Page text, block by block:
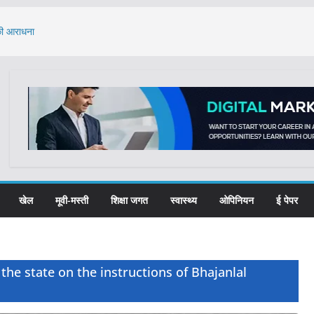
आराधना
फिल्म
ने लिया नशा
खेल मूवी-मस्ती शिक्षा जगत स्वास्थ्य ओपिनियन ई पेपर
state on the instructions of Bhajanlal